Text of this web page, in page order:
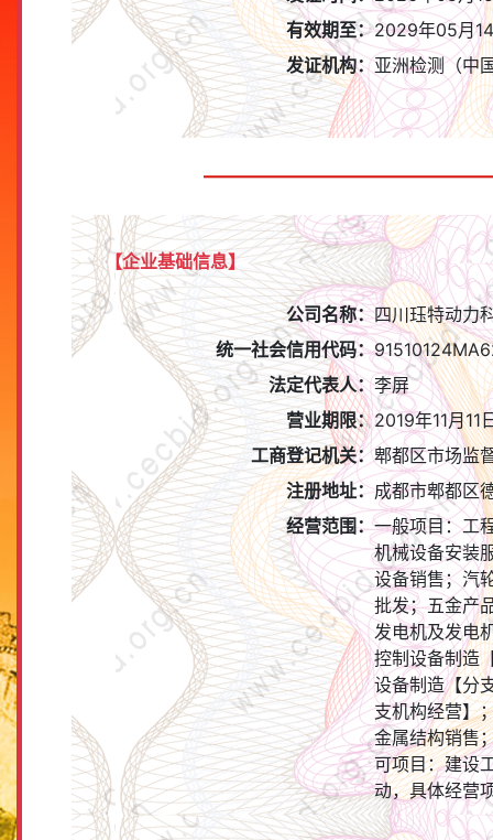
有效期至：2029年05月
发证机构：亚洲检测（中
【企业基础信息】
公司名称：四川珏特动力
统一社会信用代码：
法定代表人：李屏
营业期限：2019年11月11
工商登记机关：郫都区市场监
注册地址：成都市郫都区
经营范围：一般项目：工
机械设备安装
设备销售；汽
批发；五金产
发电机及发电
控制设备制造
设备制造【分
支机构经营】
金属结构销售
可项目：建设
动，具体经营